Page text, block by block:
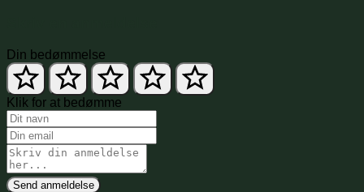
Din bedømmelse
Klik for at bedømme
Send anmeldelse